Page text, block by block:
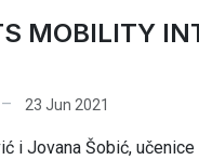
MOBILITY
23 Jun 2021
i Jovana Šobić,